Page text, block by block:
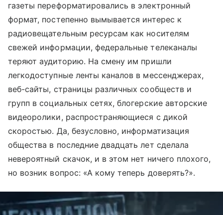
газеты переформатировались в электронный
формат, постепенно вымывается интерес к
радиовещательным ресурсам как носителям
свежей информации, федеральные телеканалы
теряют аудиторию. На смену им пришли
легкодоступные ленты каналов в мессенджерах,
веб-сайты, страницы различных сообществ и
групп в социальных сетях, блогерские авторские
видеоролики, распространяющиеся с дикой
скоростью. Да, безусловно, информатизация
общества в последние двадцать лет сделала
невероятный скачок, и в этом нет ничего плохого,
но возник вопрос: «А кому теперь доверять?».